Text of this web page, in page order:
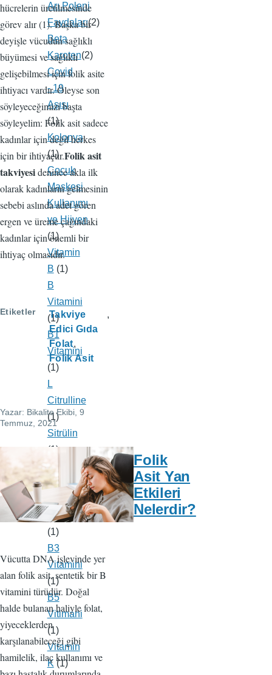
hücrelerin üretilmesinde
görev alır (1). Başka bir
deyişle vücudun sağlıklı
büyümesi ve sağlıklı
gelişebilmesi için folik asite
ihtiyacı vardır. Öleyse son
söyleyeceğimizi başta
söyleyelim: Folik asit sadece
kadınlar için değil herkes
için bir ihtiyaçtır.Folik asit
takviyesidenince akla ilk
olarak kadınların gelmesinin
sebebi aslında adet gören
ergen ve üreme çağındaki
kadınlar için önemli bir
ihtiyaç olmasıdır.
Etiketler
Takviye
Edici Gıda
Folat
Folik Asit
Yazar: Bikalite Ekibi, 9
Temmuz, 2021
Folik
Asit Yan
Etkileri
Nelerdir?
Vücutta DNA işlevinde yer
alan folik asit, sentetik bir B
vitamini türüdür. Doğal
halde bulanan haliyle folat,
yiyeceklerden
karşılanabileceği gibi
hamilelik, ilaç kullanımı ve
Arı Poleni
Faydaları(2)
Beta
Karoten(2)
Covid
- 19
Aşısı
(1)
Kolonya
(1)
Çocuk
Maskesi
Kullanımı
ve Hijyen
(1)
Vitamin
B (1)
B
Vitamini
(1)
B1
Vitamini
(1)
L
Citrulline
(1)
Sitrülin
(1)
Protein
(1)
Vitamini
(1)
B3
Vitamini
(1)
B5
Vitimani
(1)
Vitamin
K (1)